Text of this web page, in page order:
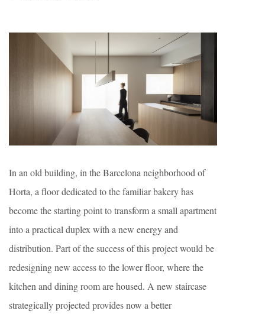
In an old building, in the Barcelona neighborhood of
Horta, a floor dedicated to the familiar bakery has
become the starting point to transform a small apartment
into a practical duplex with a new energy and
distribution. Part of the success of this project would be
redesigning new access to the lower floor, where the
kitchen and dining room are housed. A new staircase
strategically projected provides now a better